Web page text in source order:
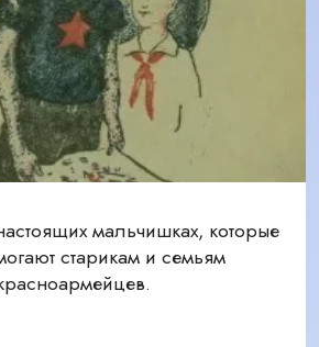
мальчишках, которые
старикам и семьям